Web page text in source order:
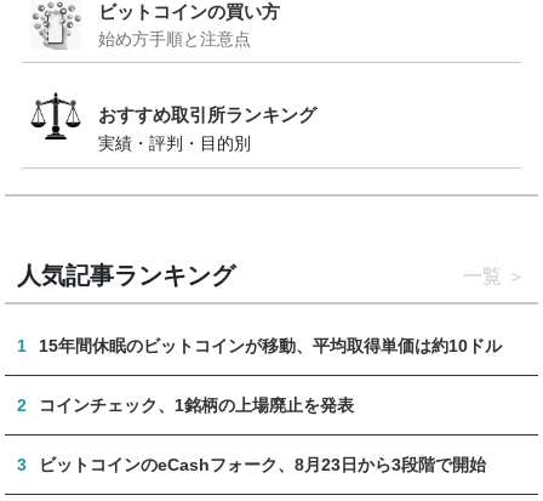
ビットコインの買い方
始め方手順と注意点
おすすめ取引所ランキング
実績・評判・目的別
人気記事ランキング 一覧
1 15年間休眠のビットコインが移動、平均取得単価は約10ドル
2 コインチェック、1銘柄の上場廃止を発表
3 ビットコインのeCashフォーク、8月23日から3段階で開始